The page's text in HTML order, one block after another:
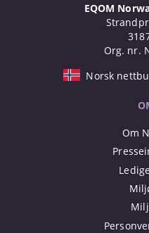
EQOM
Org. nr.
Norsk
Om